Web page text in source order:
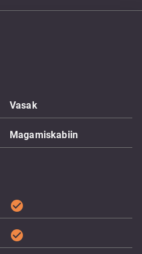
Vasak
Magamiskabiin
check_circle
check_circle